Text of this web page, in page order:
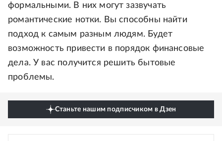
формальными. В них могут зазвучать
романтические нотки. Вы способны найти
подход к самым разным людям. Будет
возможность привести в порядок финансовые
дела. У вас получится решить бытовые
проблемы.
Станьте нашим подписчиком в Дзен